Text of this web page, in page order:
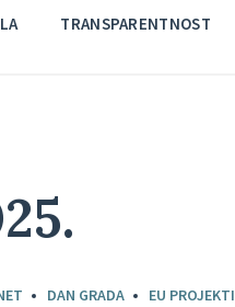
TRANSPARENTNOST
DAN GRADA
EU PROJEKTI